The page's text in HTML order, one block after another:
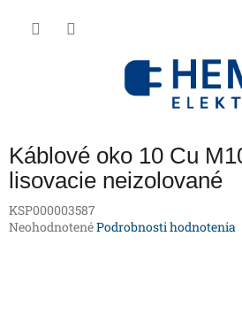
Káblové oko 10 Cu
lisovacie neizolované
KSP000003587
Priemerné
NeohodnotenéPodrobnosti hodnotenia